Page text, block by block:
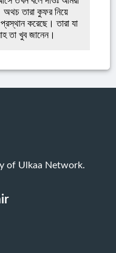
অথচ তারা কুফর নিয়ে
করেছে। তারা যা
তা খুব জানেন।
of Ulkaa Network.